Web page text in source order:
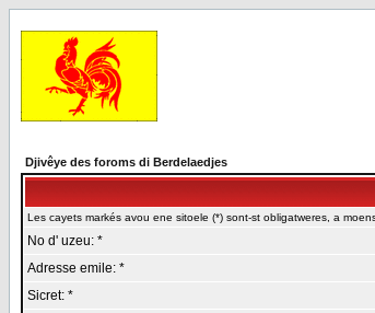
Djivêye des foroms di Berdelaedjes
Les cayets markés avou ene sitoele (*) sont-st obligatweres, a
No d' uzeu: *
Adresse emile: *
Sicret: *